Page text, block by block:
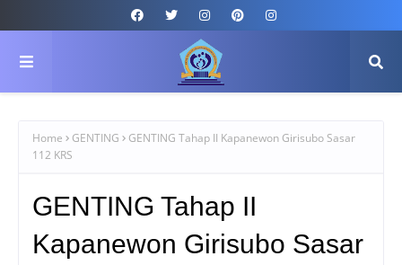
Home GENTING
GENTING Tahap II Kapanewon Girisubo Sasar
112 KRS
GENTING Tahap II
Kapanewon Girisubo Sasar